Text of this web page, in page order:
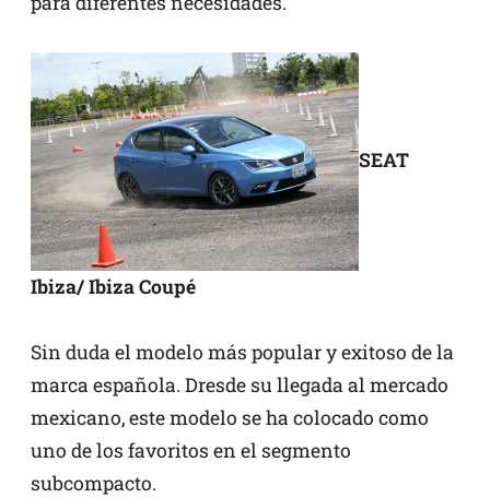
SEAT
Ibiza/ Ibiza Coupé
Sin duda el modelo más popular y exitoso de la
marca española. Dresde su llegada al mercado
mexicano, este modelo se ha colocado como
uno de los favoritos en el segmento
subcompacto.